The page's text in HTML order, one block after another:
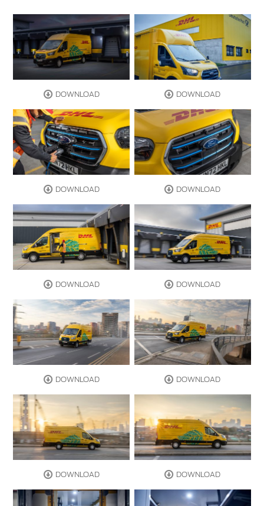
DOWNLOAD DOWNLOAD
DOWNLOAD DOWNLOAD
DOWNLOAD DOWNLOAD
DOWNLOAD DOWNLOAD
DOWNLOAD DOWNLOAD